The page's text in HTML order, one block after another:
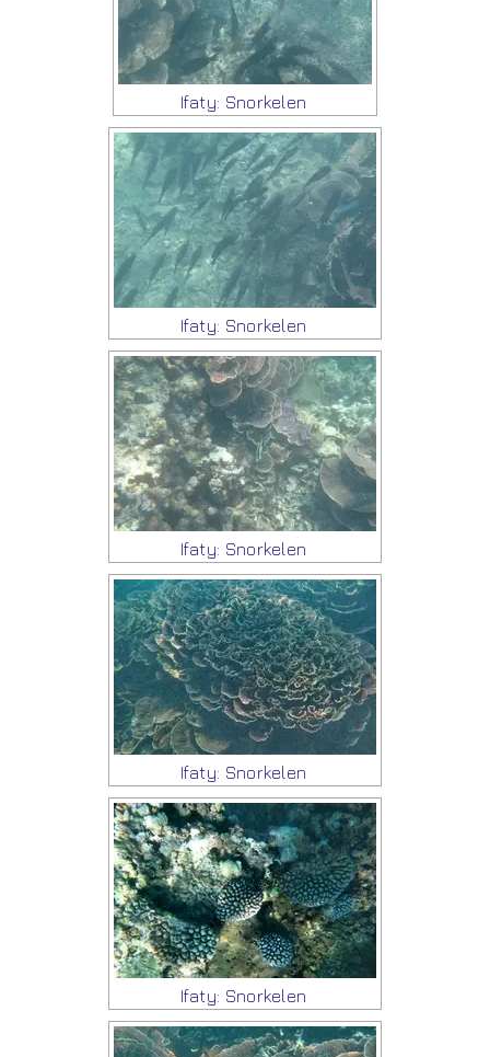
Ifaty: Snorkelen
Ifaty: Snorkelen
Ifaty: Snorkelen
Ifaty: Snorkelen
Ifaty: Snorkelen